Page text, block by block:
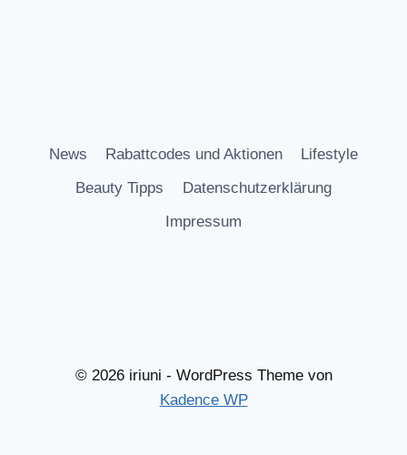
News Rabattcodes und Aktionen
Lifestyle
Beauty Tipps
Datenschutzerklärung
Impressum
© 2026 iriuni - WordPress Theme von
Kadence WP